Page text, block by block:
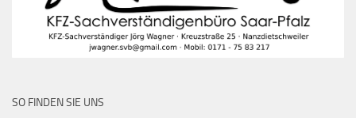
SO FINDEN SIE UNS